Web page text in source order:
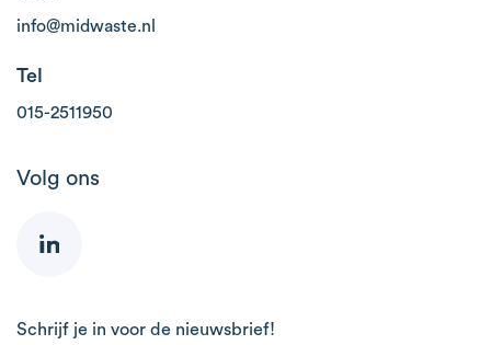
info@midwaste.nl
Tel
015-2511950
Volg ons
Schrijf je in voor de nieuwsbrief!